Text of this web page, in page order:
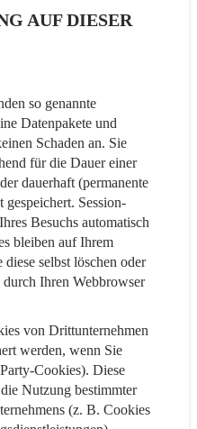
AUF DIESER
so genannte
Datenpakete und
Schaden an. Sie
für die Dauer einer
dauerhaft (permanente
Session-
Besuchs automatisch
bleiben auf Ihrem
selbst löschen oder
Ihren Webbrowser
von Drittunternehmen
werden, wenn Sie
Cookies). Diese
Nutzung bestimmter
(z. B. Cookies